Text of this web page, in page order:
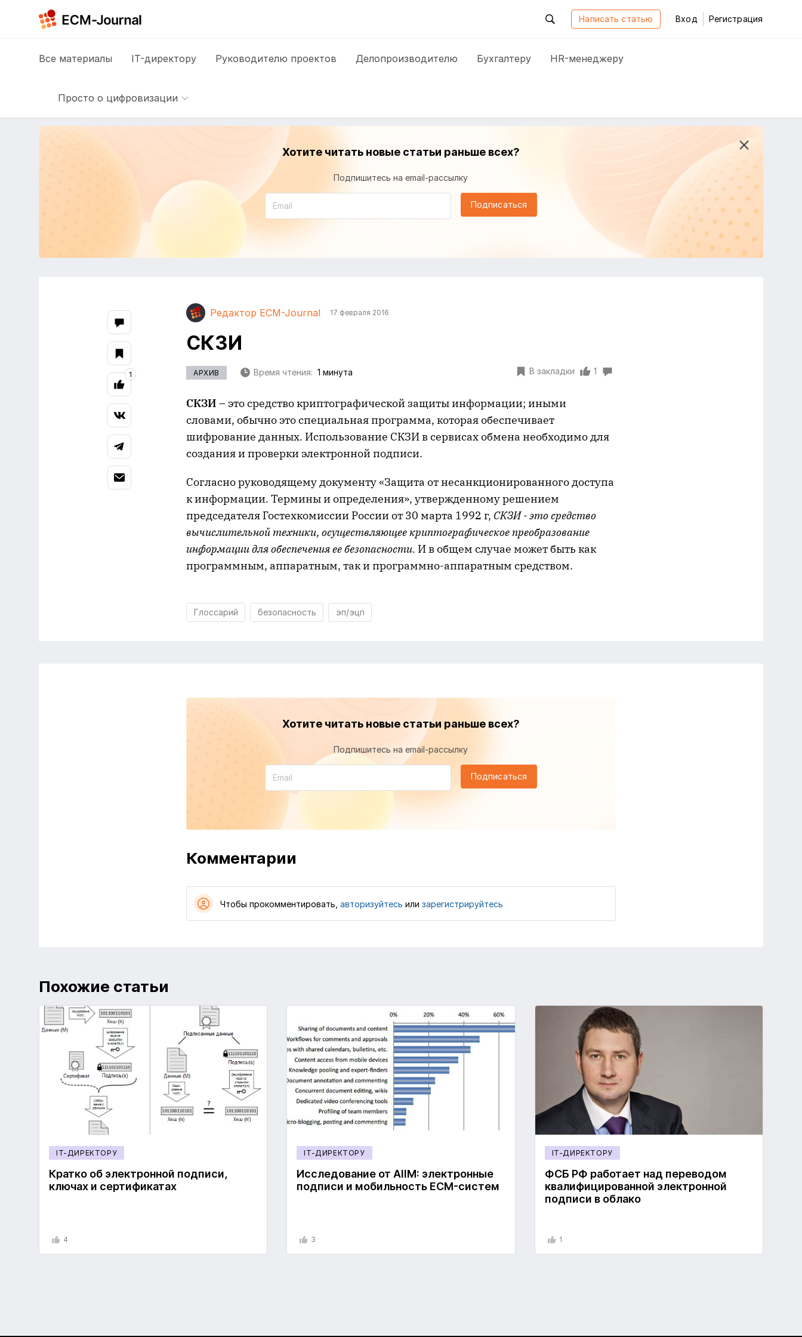
Написать статью Вход Регистрация
Все материалы IT-директору Руководителю проектов Делопроизводителю Бухгалтеру HR-менеджеру
Просто о цифровизации
Хотите читать новые статьи раньше всех?
Подпишитесь на email-рассылку
Подписаться
Редактор ECM-Journal 17 февраля 2016
СКЗИ
АРХИВ Время чтения: 1 минута В закладки 1
СКЗИ – это средство криптографической защиты информации; иными
словами, обычно это специальная программа, которая обеспечивает
шифрование данных. Использование СКЗИ в сервисах обмена необходимо для
создания и проверки электронной подписи.
Согласно руководящему документу «Защита от несанкционированного доступа
к информации. Термины и определения», утвержденному решением
председателя Гостехкомиссии России от 30 марта 1992 г, СКЗИ - это средство
вычислительной техники, осуществляющее криптографическое преобразование
информации для обеспечения ее безопасности. И в общем случае может быть как
программным, аппаратным, так и программно-аппаратным средством.
Глоссарий безопасность эп/эцп
1
Хотите читать новые статьи раньше всех?
Подпишитесь на email-рассылку
Подписаться
Комментарии
Чтобы прокомментировать, авторизуйтесь или зарегистрируйтесь
Похожие статьи
IT-ДИРЕКТОРУ
Кратко об электронной подписи,
ключах и сертификатах
4
IT-ДИРЕКТОРУ
Исследование от AIIM: электронные
подписи и мобильность ECM-систем
3
IT-ДИРЕКТОРУ
ФСБ РФ работает над переводом
квалифицированной электронной
подписи в облако
1